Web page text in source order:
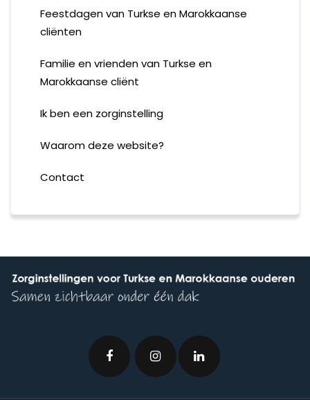
Feestdagen van Turkse en Marokkaanse
cliënten
Familie en vrienden van Turkse en
Marokkaanse cliënt
Ik ben een zorginstelling
Waarom deze website?
Contact